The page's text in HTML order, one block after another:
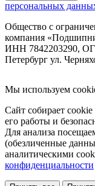
персональных
Общество с
компания
ИНН 7842203290,
Петербург ул.
Мы используем
Сайт собирает
его работы и
Для анализа
(обезличенные
аналитическими
конфиденциальности